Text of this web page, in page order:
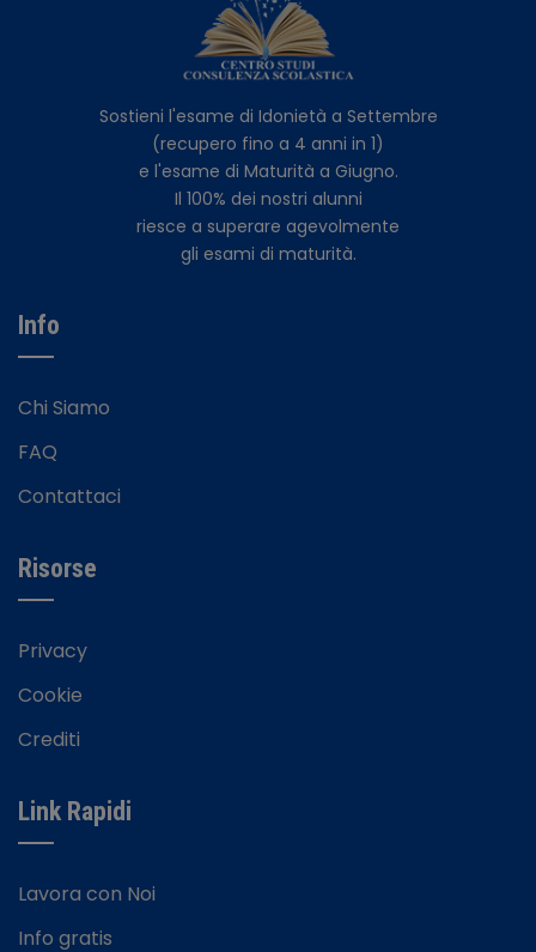
Sostieni l'esame di Idonietà a Settembre
(recupero fino a 4 anni in 1)
e l'esame di Maturità a Giugno.
Il 100% dei nostri alunni
riesce a superare agevolmente
gli esami di maturità.
Info
Chi Siamo
FAQ
Contattaci
Risorse
Privacy
Cookie
Crediti
Link Rapidi
Lavora con Noi
Info gratis